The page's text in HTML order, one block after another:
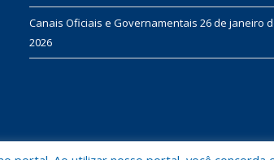
Canais Oficiais e Governamentais 26 de janeiro
2026